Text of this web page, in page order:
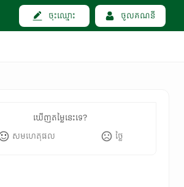
ចុះឈ្មោះ ចូលគណនី
ឃើញតម្លៃនេះទេ?
សមហេតុផល
ថ្លៃ